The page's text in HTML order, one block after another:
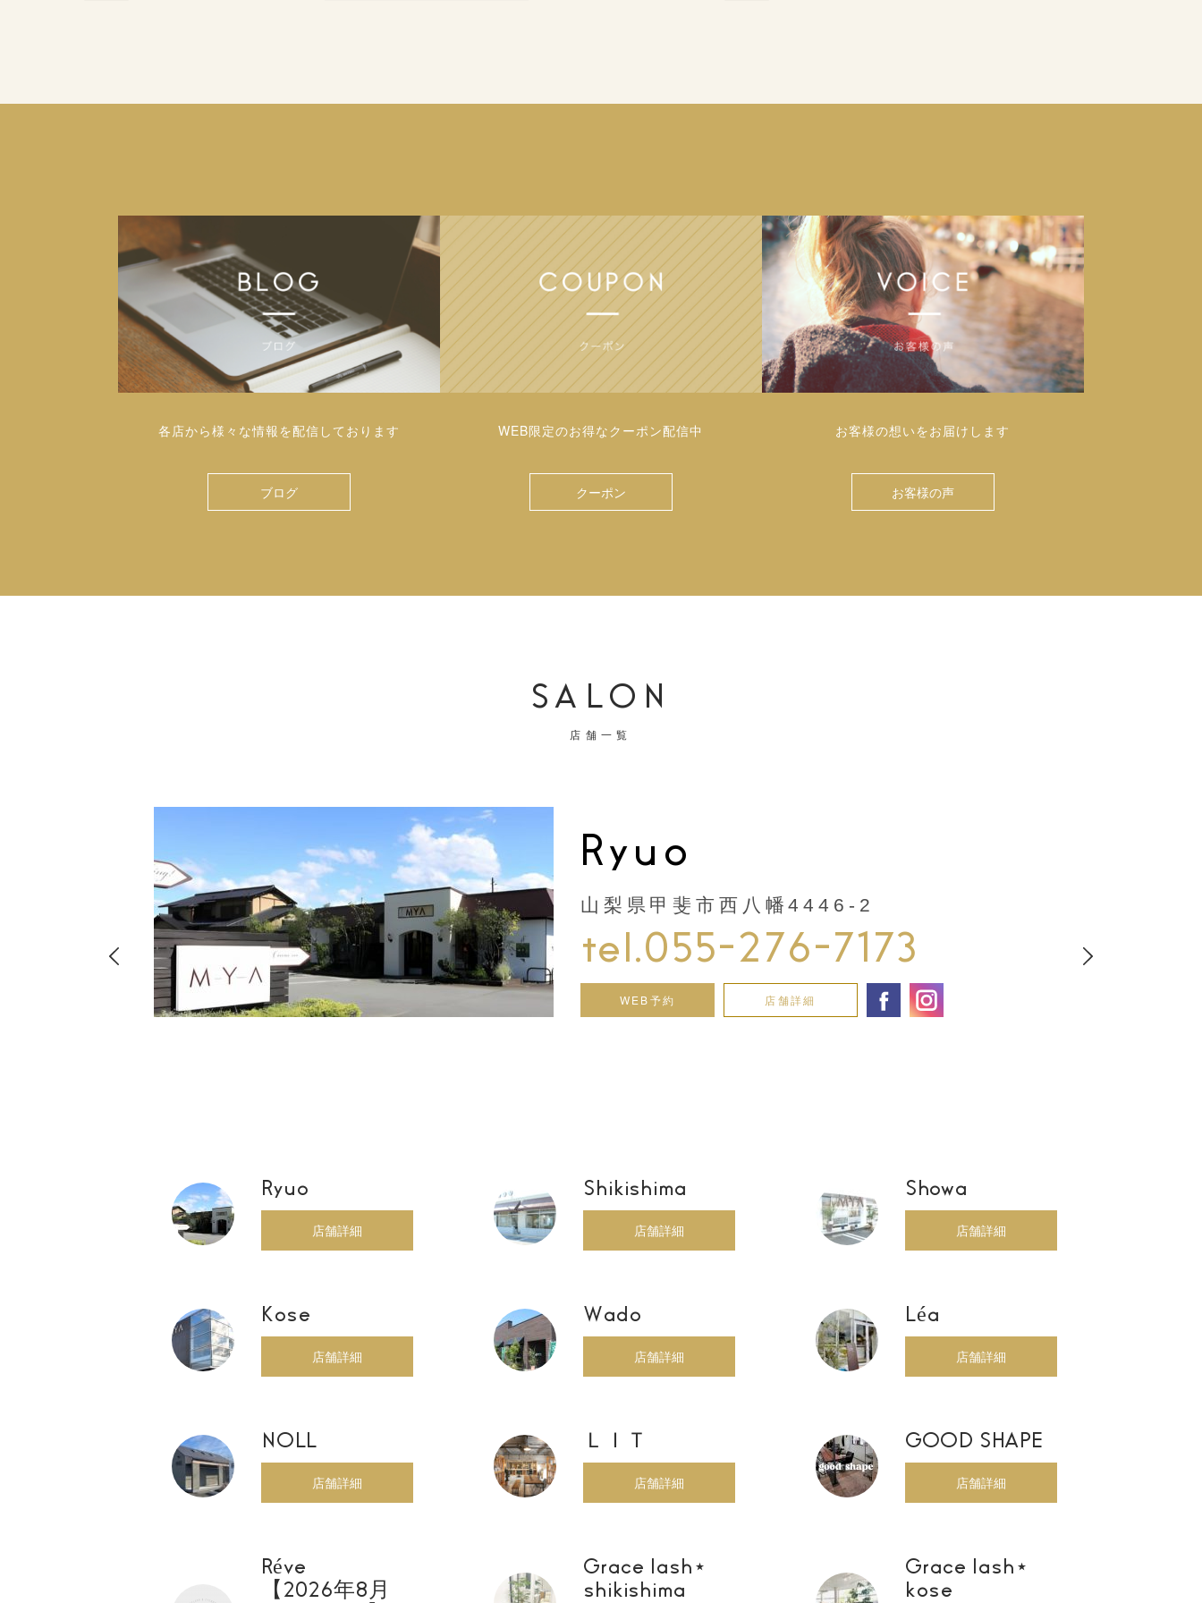
各店から様々な情報を配信しております
ブログ
WEB限定のお得なクーポン配信中
クーポン
お客様の想いをお届けします
お客様の声
SALON
店舗一覧
店舗
Ryuo
山梨県甲斐市西八幡4446-2
tel.055-276-7173
WEB予約 店舗詳細
Ryuo
店舗詳細
Shikishima
店舗詳細
Showa
店舗詳細
Kose
店舗詳細
Wado
店舗詳細
Léa
店舗詳細
NOLL
店舗詳細
ＬＩＴ
店舗詳細
GOOD SHAPE
店舗詳細
Réve
【2026年8月
Grace lash⋆
shikishima
Grace lash⋆
kose